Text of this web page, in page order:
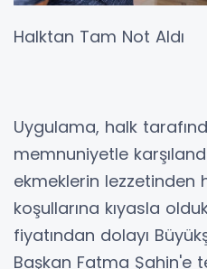
Halktan Tam Not Aldı
Uygulama, halk
memnuniyetle
ekmeklerin lezzetinden
koşullarına kıyasla
fiyatından dolayı
Başkan Fatma Şahin'e